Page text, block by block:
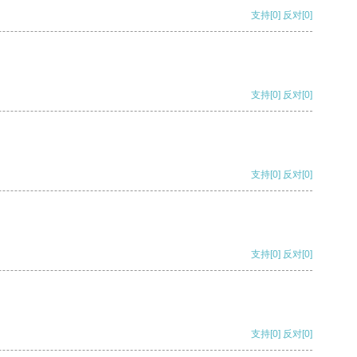
支持[0] 反对[0]
支持[0] 反对[0]
支持[0] 反对[0]
支持[0] 反对[0]
支持[0] 反对[0]